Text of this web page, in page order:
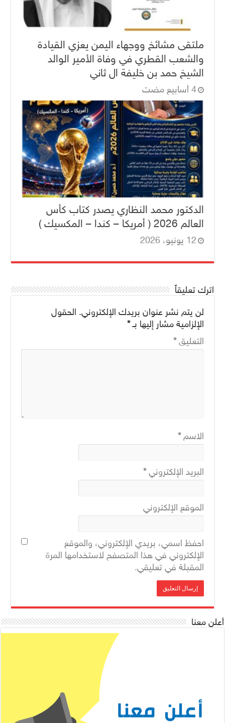
ملتقى مشائخ ووجهاء اليمن يعزي القيادة
والشعب القطري في وفاة الأمير الوالد
الشيخ حمد بن خليفة ال ثاني
‏4 أسابيع مضت
الدكتور محمد النظاري يصدر كتاب كأس
العالم 2026 ( أمريكا – كندا – المكسيك )
12 يونيو، 2026
اترك تعليقاً
لن يتم نشر عنوان بريدك الإلكتروني. الحقول
الإلزامية مشار إليها بـ*
التعليق*
الاسم*
البريد الإلكتروني*
الموقع الإلكتروني
احفظ اسمي، بريدي الإلكتروني، والموقع
الإلكتروني في هذا المتصفح لاستخدامها المرة
المقبلة في تعليقي.
أعلن معنا